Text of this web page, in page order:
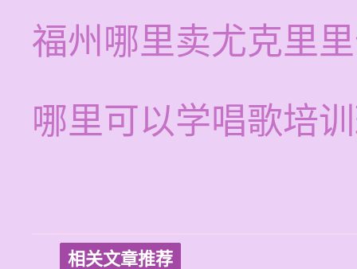
福州哪里卖尤克里
哪里可以学唱歌培
相关文章推荐